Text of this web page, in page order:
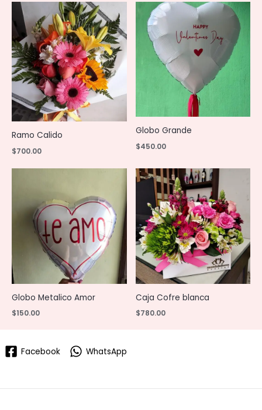
Ramo Calido
$700.00
Globo Grande
$450.00
Globo Metalico Amor
$150.00
Caja Cofre blanca
$780.00
Facebook WhatsApp